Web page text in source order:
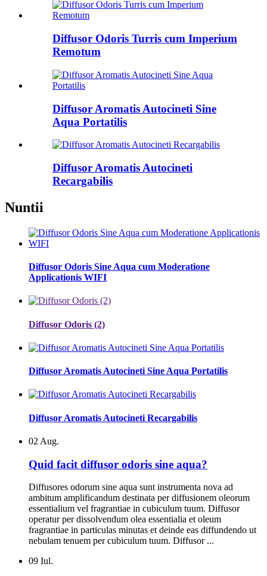
Diffusor Odoris Turris cum Imperium
Remotum
Diffusor Aromatis Autocineti Sine
Aqua Portatilis
Diffusor Aromatis Autocineti
Recargabilis
Nuntii
Diffusor Odoris Sine Aqua cum Moderatione
Applicationis WIFI
Diffusor Odoris (2)
Diffusor Aromatis Autocineti Sine Aqua Portatilis
Diffusor Aromatis Autocineti Recargabilis
02 Aug.
Quid facit diffusor odoris sine aqua?
Diffusores odorum sine aqua sunt instrumenta nova ad
ambitum amplificandum destinata per diffusionem oleorum
essentialium vel fragrantiae in cubiculum tuum. Diffusor
operatur per dissolvendum olea essentialia et oleum
fragrantiae in particulas minutas et deinde eas diffundendo ut
nebulam tenuem per cubiculum tuum. Diffusor ...
09 Iul.